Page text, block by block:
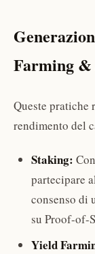
Farming &
Queste pratiche
rendimento del
Staking:
partecipare
consenso di
su Proof-of-
Yield